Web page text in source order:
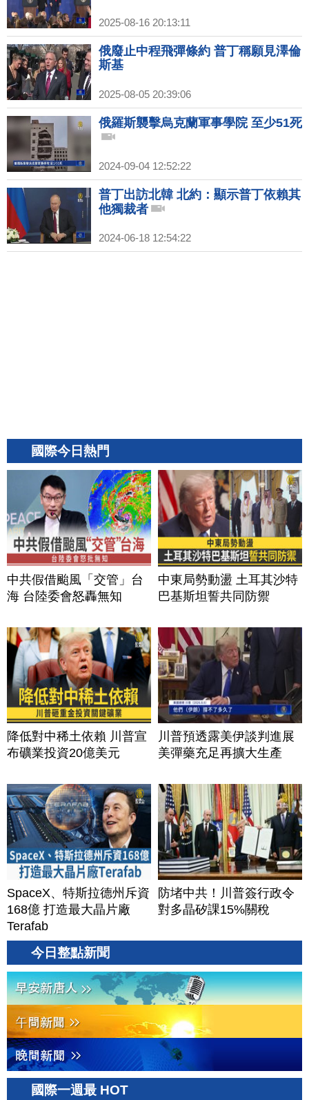
2025-08-16 20:13:11
俄廢止中程飛彈條約 普丁稱願見澤倫
斯基
2025-08-05 20:39:06
俄羅斯襲擊烏克蘭軍事學院 至少51死
2024-09-04 12:52:22
普丁出訪北韓 北約：顯示普丁依賴其
他獨裁者
2024-06-18 12:54:22
國際今日熱門
中共假借颱風「交管」台
海 台陸委會怒轟無知
中東局勢動盪 土耳其沙特
巴基斯坦誓共同防禦
降低對中稀土依賴 川普宣
布礦業投資20億美元
川普預透露美伊談判進展
美彈藥充足再擴大生產
SpaceX、特斯拉德州斥資
168億 打造最大晶片廠
Terafab
防堵中共！川普簽行政令
對多晶矽課15%關稅
今日整點新聞
國際一週最 HOT